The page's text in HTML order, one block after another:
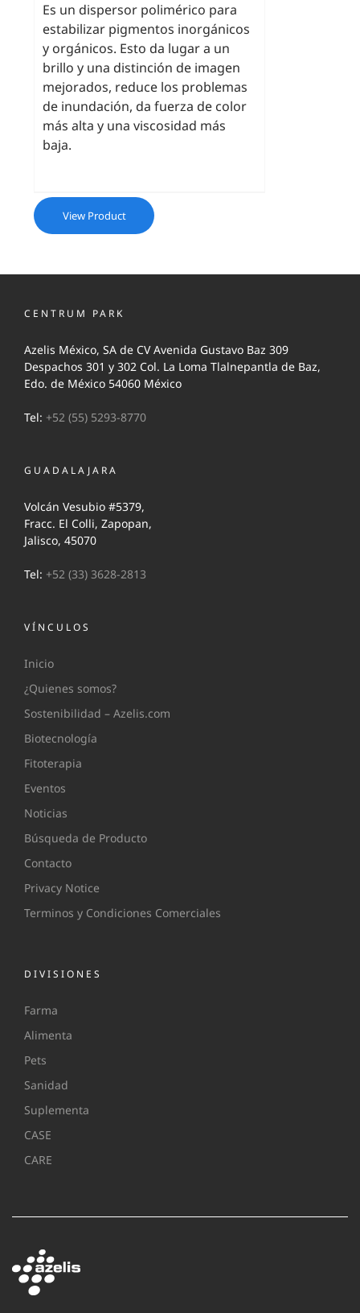
Es un dispersor polimérico para
estabilizar pigmentos inorgánicos
y orgánicos. Esto da lugar a un
brillo y una distinción de imagen
mejorados, reduce los problemas
de inundación, da fuerza de color
más alta y una viscosidad más
baja.
View Product
CENTRUM PARK
Azelis México, SA de CV Avenida Gustavo Baz 309
Despachos 301 y 302 Col. La Loma Tlalnepantla de Baz,
Edo. de México 54060 México
Tel: +52 (55) 5293-8770
GUADALAJARA
Volcán Vesubio #5379,
Fracc. El Colli, Zapopan,
Jalisco, 45070
Tel: +52 (33) 3628-2813
VÍNCULOS
Inicio
¿Quienes somos?
Sostenibilidad – Azelis.com
Biotecnología
Fitoterapia
Eventos
Noticias
Búsqueda de Producto
Contacto
Privacy Notice
Terminos y Condiciones Comerciales
DIVISIONES
Farma
Alimenta
Pets
Sanidad
Suplementa
CASE
CARE